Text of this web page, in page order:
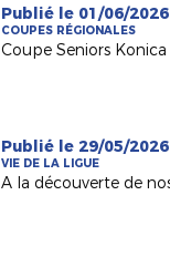
Publié le 01/06/2026
COUPES RÉGIONALES
Publié le 29/05/2026
VIE DE LA LIGUE